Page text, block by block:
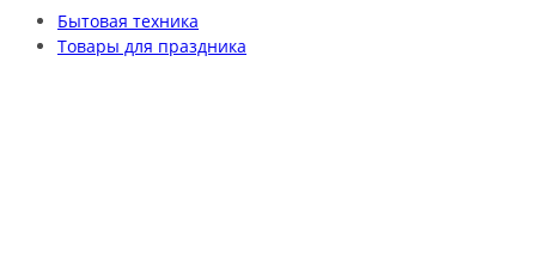
Бытовая техника
Товары для праздника